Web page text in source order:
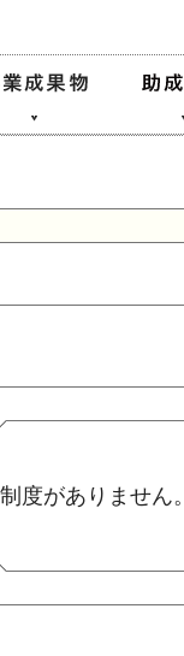
度がありません。